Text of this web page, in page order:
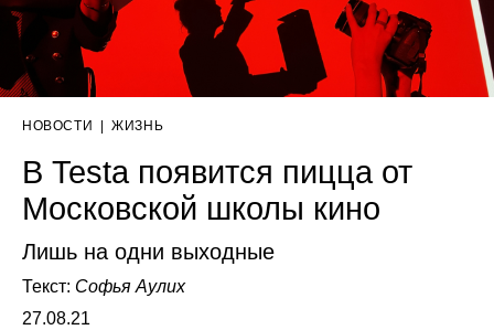
НОВОСТИ ЖИЗНЬ
В Testa появится пицца от
Московской школы кино
Лишь на одни выходные
Текст: Софья Аулих
27.08.21